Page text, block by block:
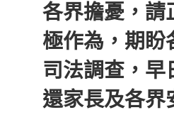
各界擔憂，請
極作為，期盼
司法調查，早
還家長及各界